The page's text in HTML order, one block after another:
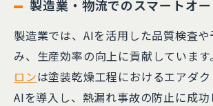
製造業・物流でのスマートオ
製造業では、AIを活用した品質検査
み、生産効率の向上に貢献しています
ロンは塗装乾燥工程におけるエアダ
AIを導入し、熱漏れ事故の防止に成功